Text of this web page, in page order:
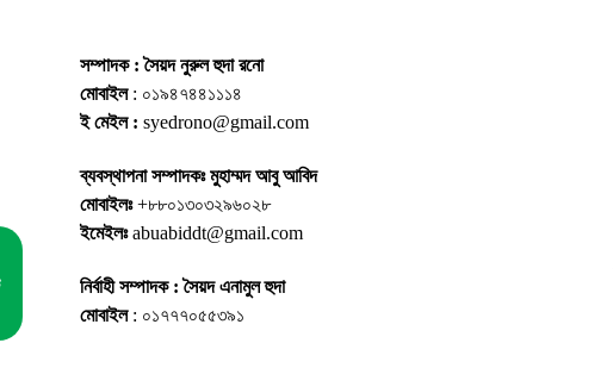
সম্পাদক : সৈয়দ নুরুল হুদা রনো
মোবাইল: ০১৯৪৭৪৪১১১৪
ই মেইল : syedrono@gmail.com
ব্যবস্থাপনা সম্পাদকঃ মুহাম্মদ আবু আবিদ
মোবাইলঃ+৮৮০১৩০৩২৯৬০২৮
ইমেইলঃabuabiddt@gmail.com
নির্বাহী সম্পাদক : সৈয়দ এনামুল হুদা
মোবাইল: ০১৭৭৭০৫৫৩৯১